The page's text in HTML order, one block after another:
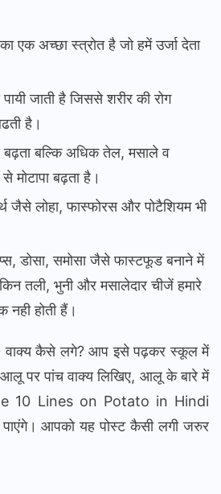
एक अच्छा स्त्रोत है जो हमें उर्जा देता
जाती है जिससे शरीर की रोग
है।
बढ़ता बल्कि अधिक तेल, मसाले व
मोटापा बढ़ता है।
जैसे लोहा, फास्फोरस और पोटैशियम भी
डोसा, समोसा जैसे फास्टफूड बनाने में
तली, भुनी और मसालेदार चीजें हमारे
नही होती हैं।
कैसे लगे? आप इसे पढ़कर स्कूल में
पर पांच वाक्य लिखिए, आलू के बारे में
10 Lines on Potato in Hindi
आपको यह पोस्ट कैसी लगी जरुर